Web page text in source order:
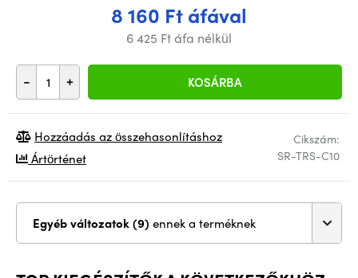
8 160 Ft áfával
6 425 Ft áfa nélkül
- + KOSÁRBA
Cikszám:
SR-TRS-C10
Hozzáadás az összehasonlításhoz
Ártörténet
Egyéb változatok (9) ennek a terméknek